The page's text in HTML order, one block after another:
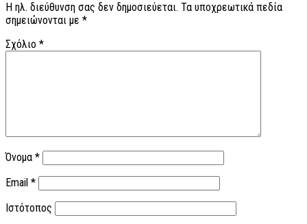
Η ηλ. διεύθυνση σας δεν δημοσιεύεται. Τα υποχρεωτικά πεδία
σημειώνονται με *
Σχόλιο *
Όνομα *
Email *
Ιστότοπος